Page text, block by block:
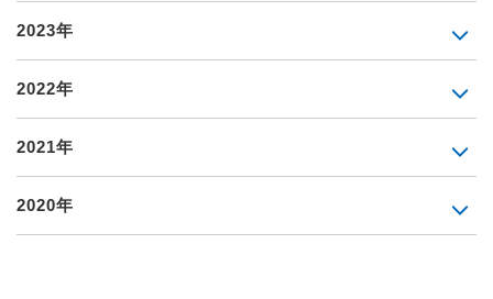
2023年
2022年
2021年
2020年